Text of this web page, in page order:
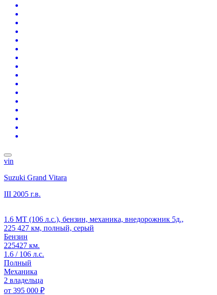
vin
Suzuki Grand Vitara
III 2005 г.в.
1.6 MT (106 л.с.), бензин, механика, внедорожник 5д.,
225 427 км, полный, серый
Бензин
225427 км.
1.6 / 106 л.с.
Полный
Механика
2 владельца
от 395 000 ₽